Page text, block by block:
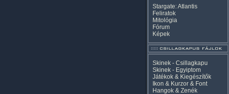
Stargate: Atlantis
Feliratok
Mitológia
Fórum
Képek
Skinek - Csillagkapu
Skinek - Egyiptom
Játékok & Kiegészítők
Ikon & Kurzor & Font
Hangok & Zenék